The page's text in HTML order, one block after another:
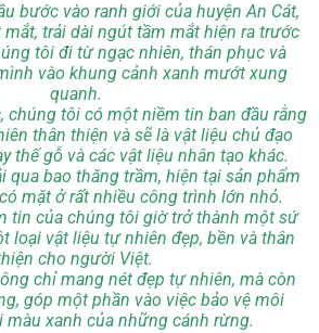
bước vào ranh giới của huyện An Cát,
trải dài ngút tầm mắt hiện ra trước
tôi đi từ ngạc nhiên, thán phục và
vào khung cảnh xanh mướt xung
quanh.
chúng tôi có một niềm tin ban đầu rằng
thân thiện và sẽ là vật liệu chủ đạo
thế gỗ và các vật liệu nhân tạo khác.
qua bao thăng trầm, hiện tại sản phẩm
mặt ở rất nhiều công trình lớn nhỏ.
tin của chúng tôi giờ trở thành một sứ
loại vật liệu tự nhiên đẹp, bền và thân
cho người Việt.
chỉ mang nét đẹp tự nhiên, mà còn
, góp một phần vào việc bảo vệ môi
màu xanh của những cánh rừng.